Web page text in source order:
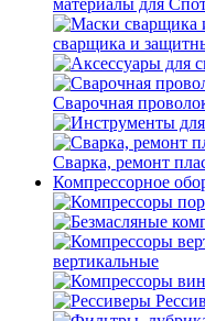
материалы для
сварщика и
Сварочная
Сварка, ремонт
Компрессорное
вертикальные